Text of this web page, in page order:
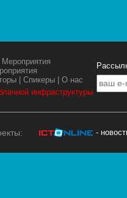
Мероприятия
|Спикеры |О нас
инфраструктуры
-